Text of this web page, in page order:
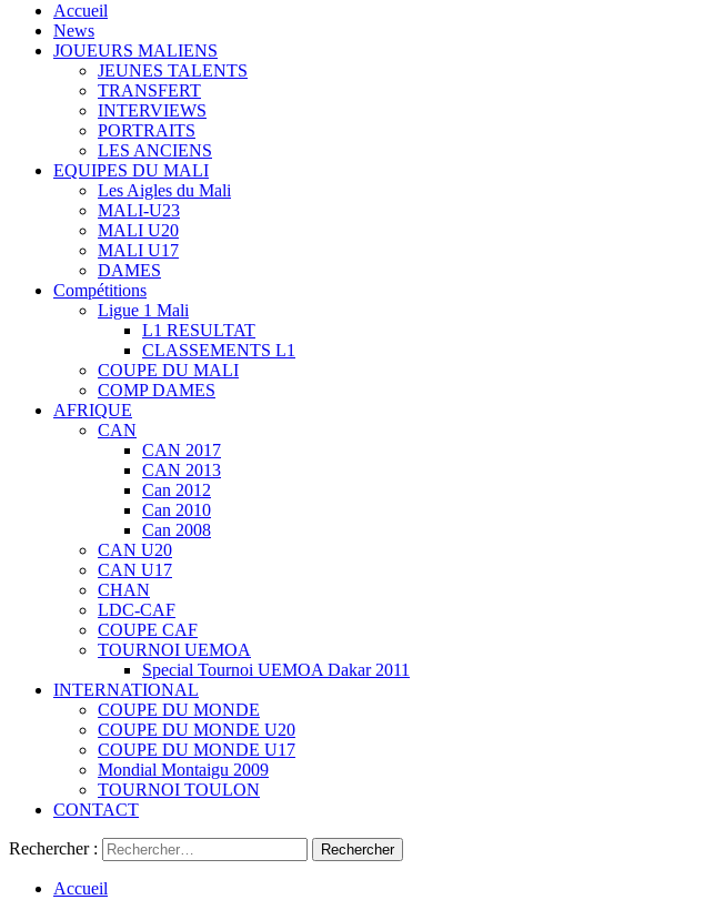
Accueil
News
JOUEURS MALIENS
JEUNES TALENTS
TRANSFERT
INTERVIEWS
PORTRAITS
LES ANCIENS
EQUIPES DU MALI
Les Aigles du Mali
MALI-U23
MALI U20
MALI U17
DAMES
Compétitions
Ligue 1 Mali
L1 RESULTAT
CLASSEMENTS L1
COUPE DU MALI
COMP DAMES
AFRIQUE
CAN
CAN 2017
CAN 2013
Can 2012
Can 2010
Can 2008
CAN U20
CAN U17
CHAN
LDC-CAF
COUPE CAF
TOURNOI UEMOA
Special Tournoi UEMOA Dakar 2011
INTERNATIONAL
COUPE DU MONDE
COUPE DU MONDE U20
COUPE DU MONDE U17
Mondial Montaigu 2009
TOURNOI TOULON
CONTACT
Rechercher :
Accueil